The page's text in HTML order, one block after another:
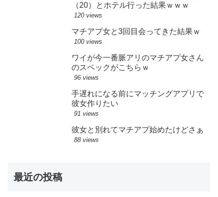
（20）とホテル行った結果ｗｗｗ
120 views
マチアプ女と3回目会ってきた結果ｗ
100 views
ワイが今一番脈アリのマチアプ女さん
のスペックがこちらｗ
96 views
手遅れになる前にマッチングアプリで
彼女作りたい
91 views
彼女と別れてマチアプ始めたけどさぁ
88 views
最近の投稿